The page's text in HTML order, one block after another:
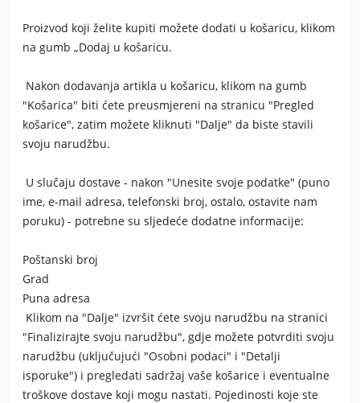
Proizvod koji želite kupiti možete dodati u košaricu, klikom
na gumb „Dodaj u košaricu.
Nakon dodavanja artikla u košaricu, klikom na gumb
"Košarica" biti ćete preusmjereni na stranicu "Pregled
košarice", zatim možete kliknuti "Dalje" da biste stavili
svoju narudžbu.
U slučaju dostave - nakon "Unesite svoje podatke" (puno
ime, e-mail adresa, telefonski broj, ostalo, ostavite nam
poruku) - potrebne su sljedeće dodatne informacije:
Poštanski broj
Grad
Puna adresa
Klikom na "Dalje" izvršit ćete svoju narudžbu na stranici
"Finalizirajte svoju narudžbu", gdje možete potvrditi svoju
narudžbu (uključujući "Osobni podaci" i "Detalji
isporuke") i pregledati sadržaj vaše košarice i eventualne
troškove dostave koji mogu nastati. Pojedinosti koje ste